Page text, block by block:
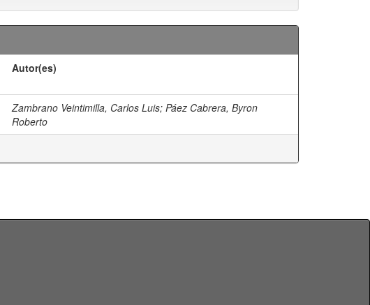
Autor(es)
Zambrano Veintimilla, Carlos Luis; Páez Cabrera, Byron
Roberto